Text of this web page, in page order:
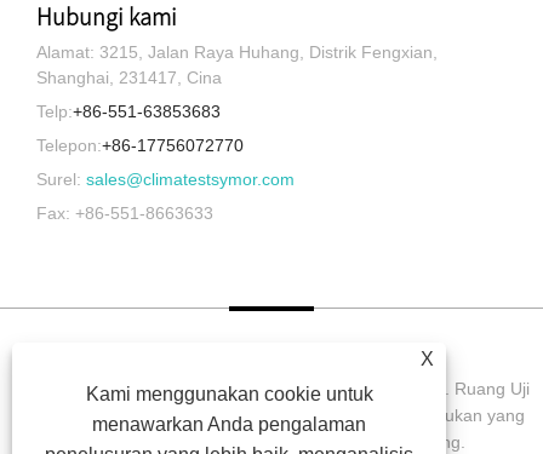
Hubungi kami
Alamat: 3215, Jalan Raya Huhang, Distrik Fengxian,
Shanghai, 231417, Cina
Telp:+86-551-63853683
Telepon:+86-17756072770
Surel: sales@climatestsymor.com
Fax: +86-551-8663633
Hak Cipta © 2022 Symor Instrument Equipment Co., Ltd. Ruang Uji
Lingkungan, Kabinet Kering Elektronik, Ruang Uji Pelapukan yang
Dipercepat Semua Hak dilindungi undang-undang.
X
Kami menggunakan cookie untuk
menawarkan Anda pengalaman